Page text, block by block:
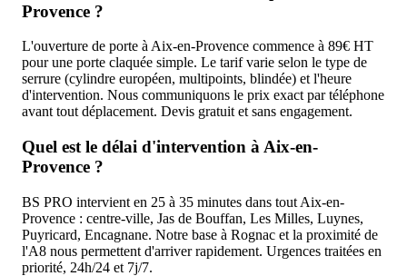
Provence ?
L'ouverture de porte à Aix-en-Provence commence à 89€ HT
pour une porte claquée simple. Le tarif varie selon le type de
serrure (cylindre européen, multipoints, blindée) et l'heure
d'intervention. Nous communiquons le prix exact par téléphone
avant tout déplacement. Devis gratuit et sans engagement.
Quel est le délai d'intervention à Aix-en-
Provence ?
BS PRO intervient en 25 à 35 minutes dans tout Aix-en-
Provence : centre-ville, Jas de Bouffan, Les Milles, Luynes,
Puyricard, Encagnane. Notre base à Rognac et la proximité de
l'A8 nous permettent d'arriver rapidement. Urgences traitées en
priorité, 24h/24 et 7j/7.